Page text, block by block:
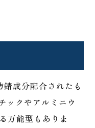
成分配合されたも
ックやアルミニウ
万能型もありま